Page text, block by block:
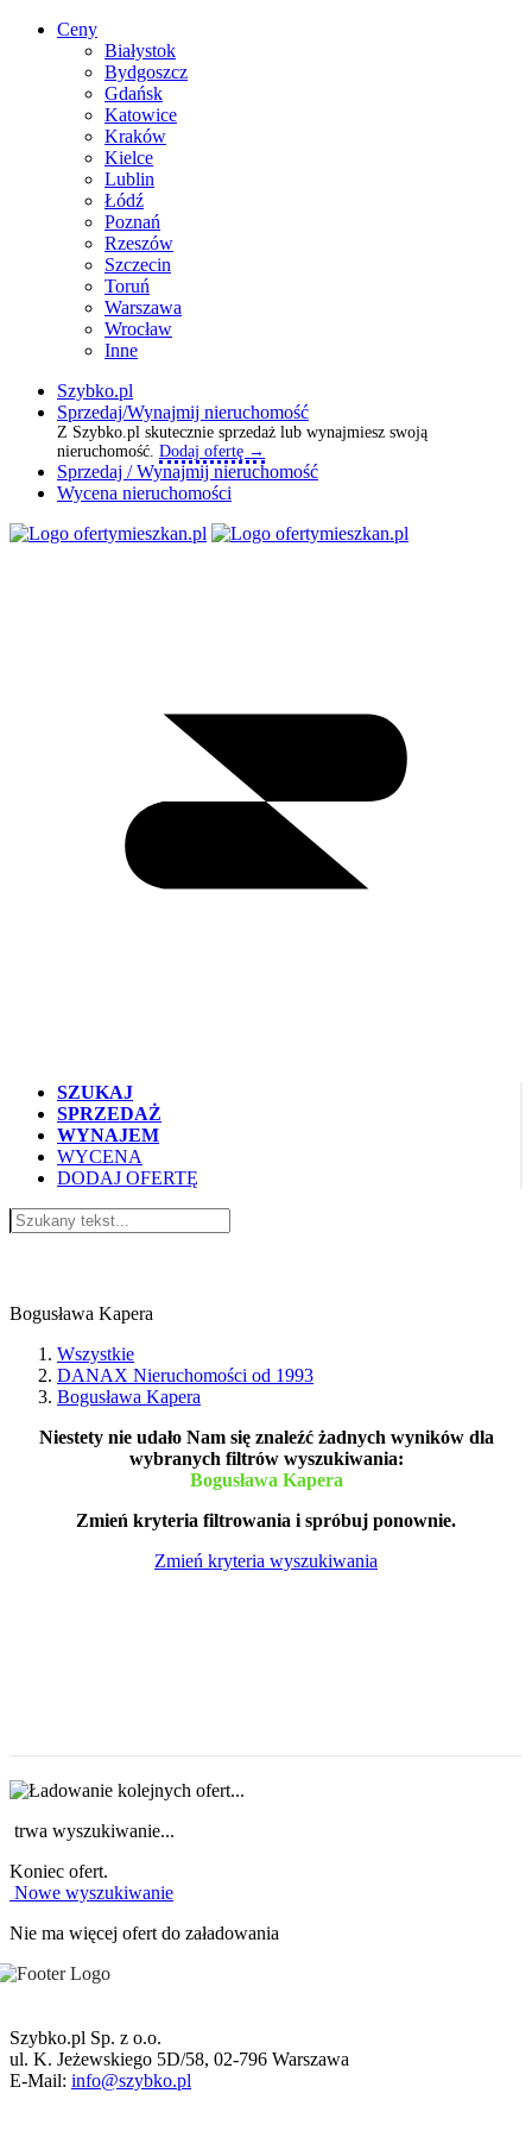
Ceny
Białystok
Bydgoszcz
Gdańsk
Katowice
Kraków
Kielce
Lublin
Łódź
Poznań
Rzeszów
Szczecin
Toruń
Warszawa
Wrocław
Inne
Szybko.pl
Sprzedaj/Wynajmij nieruchomość
Z Szybko.pl skutecznie sprzedaż lub wynajmiesz swoją
nieruchomość. Dodaj ofertę →
Sprzedaj / Wynajmij nieruchomość
Wycena nieruchomości
SZUKAJ
SPRZEDAŻ
WYNAJEM
WYCENA
DODAJ OFERTĘ
Bogusława Kapera
Wszystkie
DANAX Nieruchomości od 1993
Bogusława Kapera
Niestety nie udało Nam się znaleźć żadnych wyników dla
wybranych filtrów wyszukiwania:
Bogusława Kapera
Zmień kryteria filtrowania i spróbuj ponownie.
Zmień kryteria wyszukiwania
trwa wyszukiwanie...
Koniec ofert.
Nowe wyszukiwanie
Nie ma więcej ofert do załadowania
Szybko.pl Sp. z o.o.
ul. K. Jeżewskiego 5D/58, 02-796 Warszawa
E-Mail: info@szybko.pl